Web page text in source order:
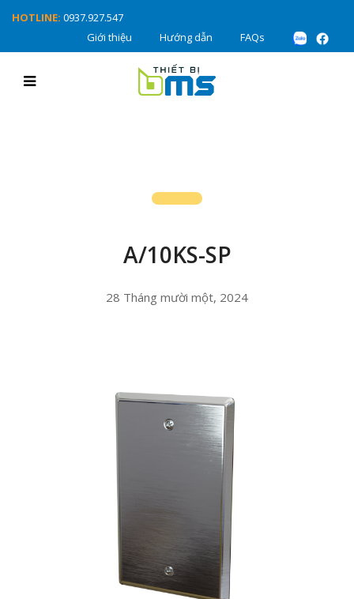
HOTLINE: 0937.927.547
Giới thiệu
Hướng dẫn FAQs
A/10KS-SP
28 Tháng mười một, 2024